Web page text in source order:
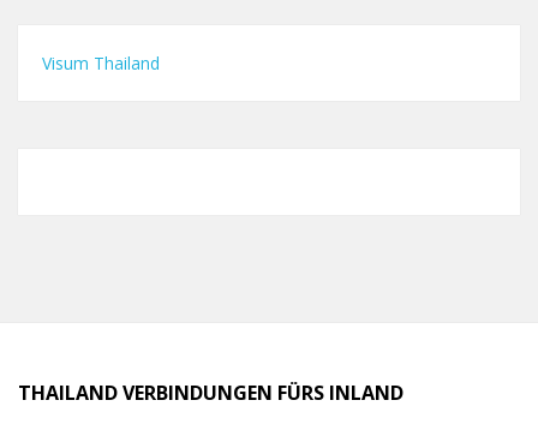
Visum Thailand
THAILAND VERBINDUNGEN FÜRS INLAND